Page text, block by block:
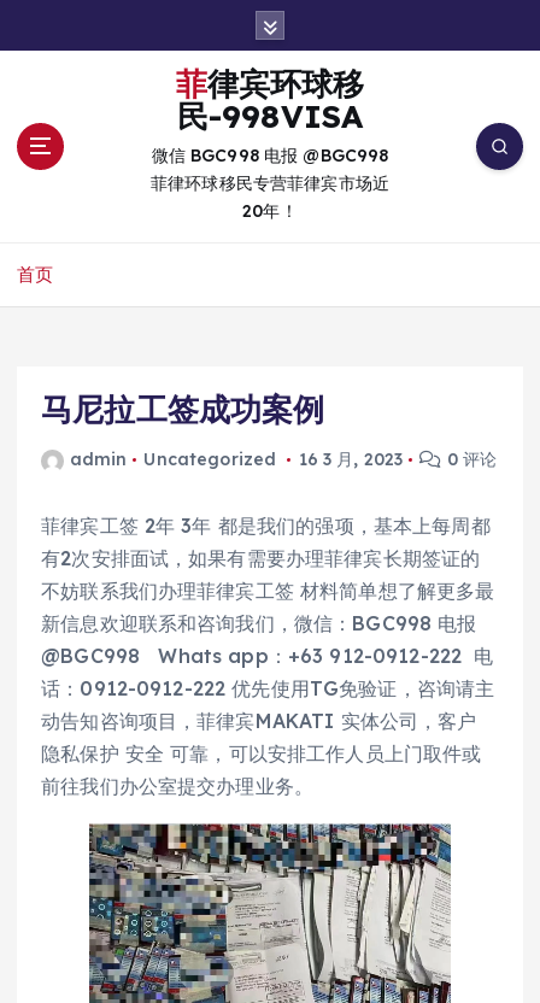
菲律宾环球移
民-998VISA
微信 BGC998 电报 @BGC998
菲律环球移民专营菲律宾市场近
20年！
首页
马尼拉工签成功案例
admin Uncategorized 16 3 月, 2023 0 评论
菲律宾工签 2年 3年 都是我们的强项，基本上每周都
有2次安排面试，如果有需要办理菲律宾长期签证的
不妨联系我们办理菲律宾工签 材料简单想了解更多最
新信息欢迎联系和咨询我们，微信：BGC998 电报
@BGC998 Whats app：+63 912-0912-222 电
话：0912-0912-222 优先使用TG免验证，咨询请主
动告知咨询项目，菲律宾MAKATI 实体公司，客户
隐私保护 安全 可靠，可以安排工作人员上门取件或
前往我们办公室提交办理业务。